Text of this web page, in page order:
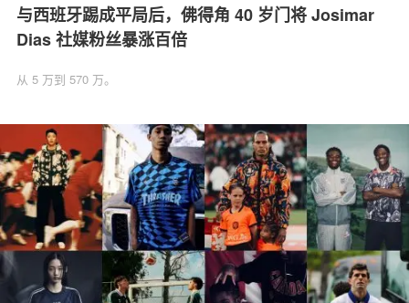
与西班牙踢成平局后，佛得角 40 岁门将 Josimar
Dias 社媒粉丝暴涨百倍
从 5 万到 570 万。